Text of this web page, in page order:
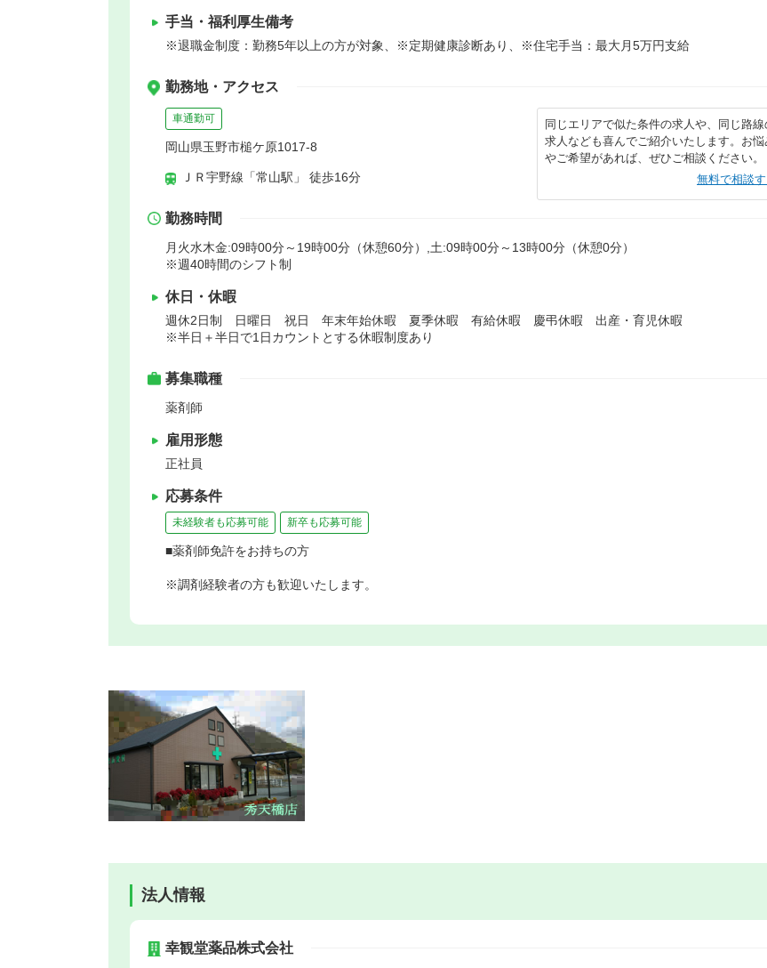
手当・福利厚生備考
※退職金制度：勤務5年以上の方が対象、※定期健康診断あり、※住宅手当：最大月5万円支給
勤務地・アクセス
車通勤可
岡山県玉野市槌ケ原1017-8
ＪＲ宇野線「常山駅」 徒歩16分
同じエリアで似た条件の求人や、同じ路線
求人なども喜んでご紹介いたします。お悩
やご希望があれば、ぜひご相談ください。
無料で相談
勤務時間
月火水木金:09時00分～19時00分（休憩60分）,土:09時00分～13時00分（休憩0分）
※週40時間のシフト制
休日・休暇
週休2日制 日曜日 祝日 年末年始休暇 夏季休暇 有給休暇 慶弔休暇 出産・育児休暇
※半日＋半日で1日カウントとする休暇制度あり
募集職種
薬剤師
雇用形態
正社員
応募条件
未経験者も応募可能 新卒も応募可能
■薬剤師免許をお持ちの方
※調剤経験者の方も歓迎いたします。
法人情報
幸観堂薬品株式会社